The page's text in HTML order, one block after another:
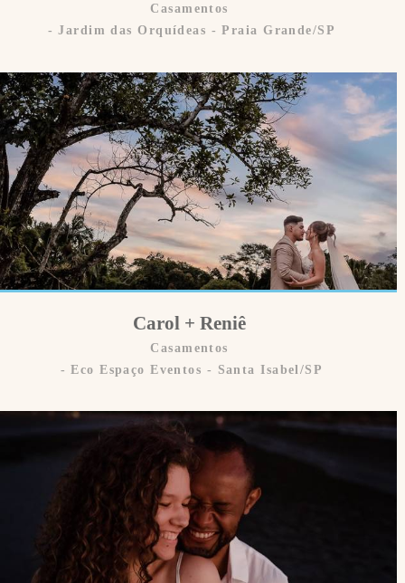
Casamentos
Jardim das Orquídeas - Praia Grande/SP
Carol + Reniê
Casamentos
Eco Espaço Eventos - Santa Isabel/SP